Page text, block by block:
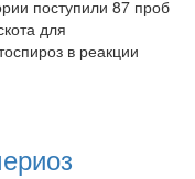
поступили 87 проб
для
в реакции